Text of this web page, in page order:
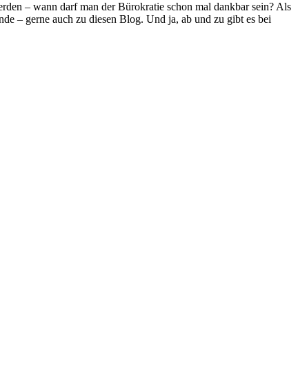
– wann darf man der Bürokratie schon mal dankbar sein? Als
– gerne auch zu diesen Blog. Und ja, ab und zu gibt es bei